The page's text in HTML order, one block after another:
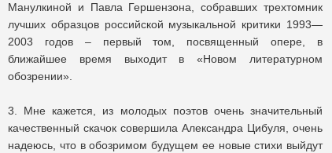
Манулкиной и Павла Гершензона, собравших трехтомник
лучших образцов российской музыкальной критики 1993—
2003 годов – первый том, посвященный опере, в
ближайшее время выходит в «Новом литературном
обозрении».
3. Мне кажется, из молодых поэтов очень значительный
качественный скачок совершила Александра Цибуля, очень
надеюсь, что в обозримом будущем ее новые стихи выйдут